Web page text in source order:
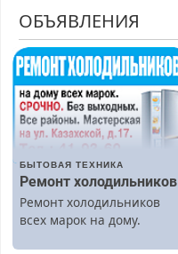
ОБЪЯВЛЕНИЯ
БЫТОВАЯ ТЕХНИКА
Ремонт холодильников
Ремонт холодильников
всех марок на дому.